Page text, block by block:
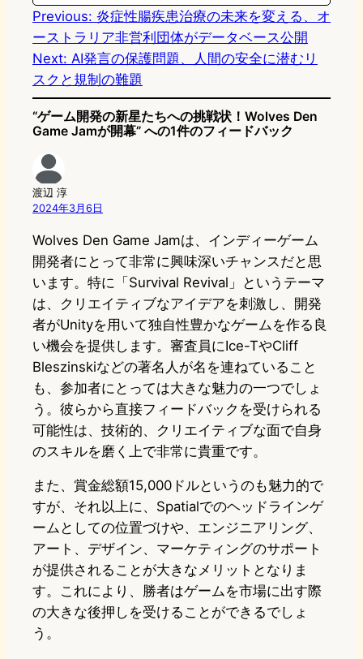
n
k
Previous: 炎症性腸疾患治療の未来を変える、オ
ーストラリア非営利団体がデータベース公開
Next: AI発言の保護問題、人間の安全に潜むリ
スクと規制の難題
“ゲーム開発の新星たちへの挑戦状！Wolves Den
Game Jamが開幕” への1件のフィードバック
渡辺 淳
2024年3月6日
Wolves Den Game Jamは、インディーゲーム
開発者にとって非常に興味深いチャンスだと思
います。特に「Survival Revival」というテーマ
は、クリエイティブなアイデアを刺激し、開発
者がUnityを用いて独自性豊かなゲームを作る良
い機会を提供します。審査員にIce-TやCliff
Bleszinskiなどの著名人が名を連ねていること
も、参加者にとっては大きな魅力の一つでしょ
う。彼らから直接フィードバックを受けられる
可能性は、技術的、クリエイティブな面で自身
のスキルを磨く上で非常に貴重です。
また、賞金総額15,000ドルというのも魅力的で
すが、それ以上に、Spatialでのヘッドラインゲ
ームとしての位置づけや、エンジニアリング、
アート、デザイン、マーケティングのサポート
が提供されることが大きなメリットとなりま
す。これにより、勝者はゲームを市場に出す際
の大きな後押しを受けることができるでしょ
う。